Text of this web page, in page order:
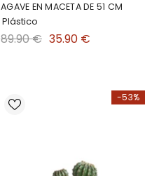
AGAVE EN MACETA DE 51 CM
Plástico
89.90 € 35.90 €
-53%